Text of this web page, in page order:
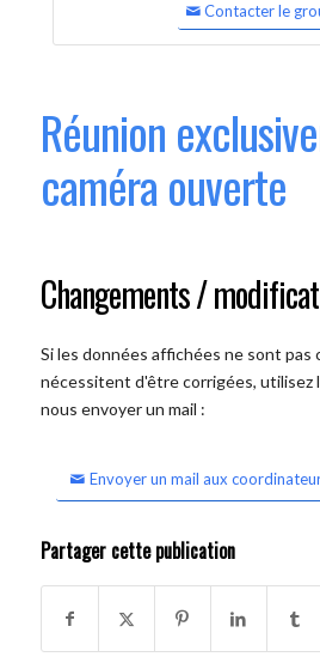
Contacter le
Réunion
caméra ouverte
Changements /
Si les données affichées ne sont pas
nécessitent d'être corrigées, utilisez
nous envoyer un mail :
Envoyer un mail aux
Partager cette publication